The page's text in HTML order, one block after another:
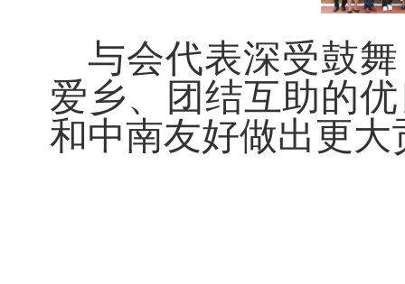
与会代表深受鼓
爱乡、团结互助的
和中南友好做出更大